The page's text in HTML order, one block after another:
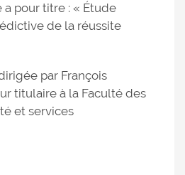
pour titre : « Étude
de la réussite
par François
titulaire à la Faculté des
et services